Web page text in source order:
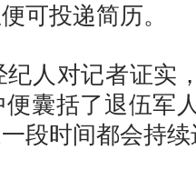
可投递简历。
人对记者证实
囊括了退伍军
段时间都会持